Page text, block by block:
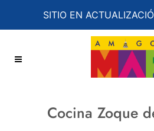
SITIO EN
Cocina Zoque